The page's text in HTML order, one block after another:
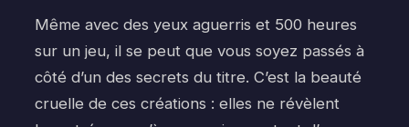
Même avec des yeux aguerris et 500 heures
sur un jeu, il se peut que vous soyez passés à
côté d’un des secrets du titre. C’est la beauté
cruelle de ces créations : elles ne révèlent